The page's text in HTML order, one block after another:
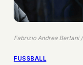
Fabrizio Andrea Bertani
FUSSBALL